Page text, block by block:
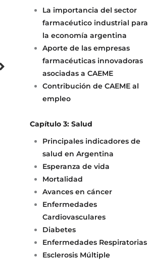
La importancia del sector
farmacéutico industrial para
la economía argentina
Aporte de las empresas
farmacéuticas innovadoras
asociadas a CAEME
Contribución de CAEME al
empleo
Capítulo 3: Salud
Principales indicadores de
salud en Argentina
Esperanza de vida
Mortalidad
Avances en cáncer
Enfermedades
Cardiovasculares
Diabetes
Enfermedades Respiratorias
Esclerosis Múltiple